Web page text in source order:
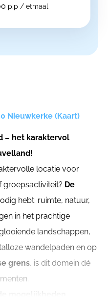
p.p / etmaal
Nieuwkerke (Kaart)
– het karaktervol
locatie voor
De
hebt: ruimte, natuur,
in het prachtige
landschappen,
wandelpaden en op
grens, is dit domein dé